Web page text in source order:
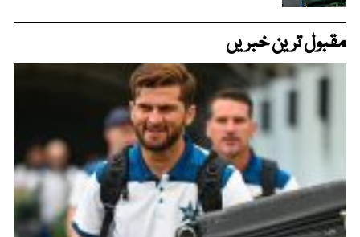
مقبول ترین خبریں